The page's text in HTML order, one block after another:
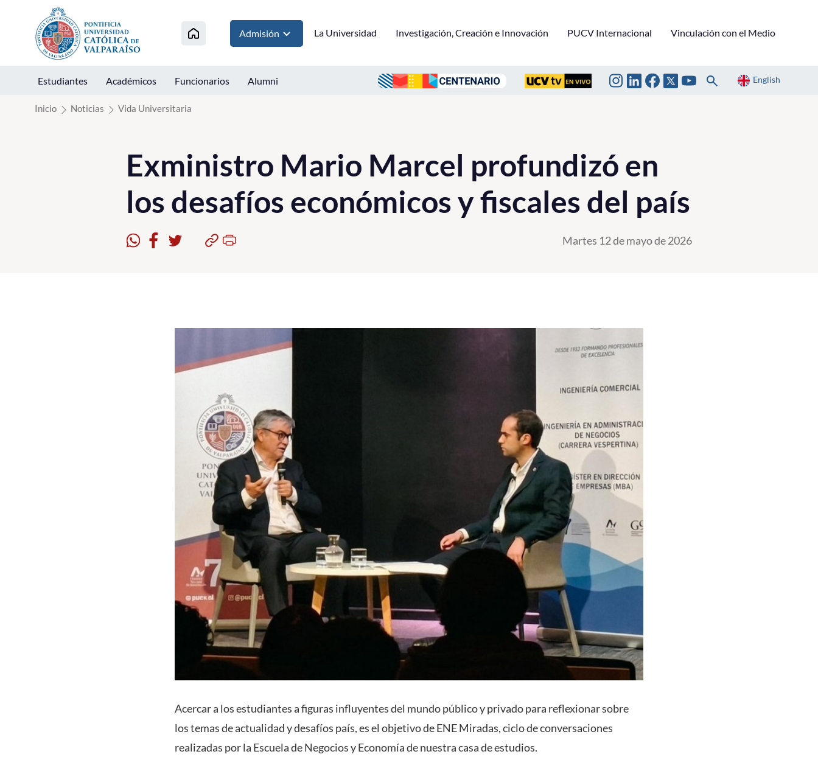
Click acá para ir directamente al contenido
Admisión La Universidad Investigación, Creación e Innovación PUCV Internacional Vinculación con el Medio
Estudiantes Académicos Funcionarios Alumni English
Inicio Noticias Vida Universitaria
Exministro Mario Marcel profundizó en
los desafíos económicos y fiscales del país
Martes 12 de mayo de 2026
Acercar a los estudiantes a figuras influyentes del mundo público y privado para reflexionar sobre
los temas de actualidad y desafíos país, es el objetivo de ENE Miradas, ciclo de conversaciones
realizadas por la Escuela de Negocios y Economía de nuestra casa de estudios.